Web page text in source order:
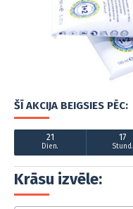
ŠĪ AKCIJA BEIGSIES PĒC:
21
Dien.
17
Stund.
Krāsu izvēle: